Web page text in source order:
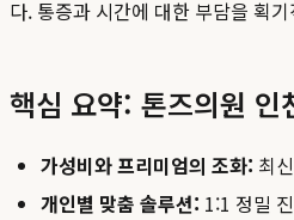
다. 통증과 시간에 대한 부담을 획
핵심 요약: 톤즈의원 인
가성비와 프리미엄의 조화: 최
개인별 맞춤 솔루션: 1:1 정밀